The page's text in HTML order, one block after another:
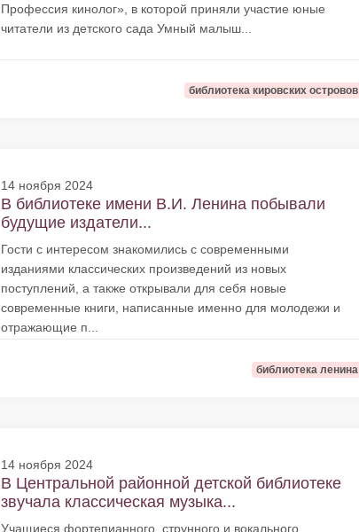
Профессия кинолог», в которой приняли участие юные
читатели из детского сада Умный малыш...
библиотека кировских островов
14 ноября 2024
В библиотеке имени В.И. Ленина побывали
будущие издатели...
Гости с интересом знакомились с современными
изданиями классических произведений из новых
поступлений, а также открывали для себя новые
современные книги, написанные именно для молодежи и
отражающие п...
библиотека ленина
14 ноября 2024
В Центральной районной детской библиотеке
звучала классическая музыка...
Учащиеся фортепианного, струнного и вокального